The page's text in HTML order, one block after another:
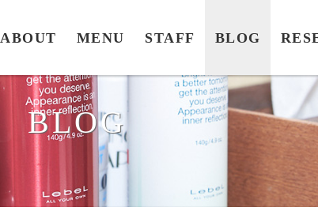
ABOUT MENU STAFF BLOG
BLOG